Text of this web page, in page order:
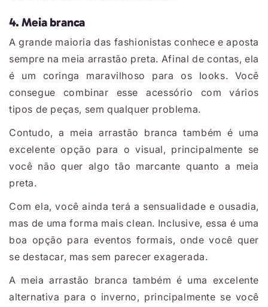
4. Meia branca
A grande maioria das fashionistas conhece e aposta
sempre na meia arrastão preta. Afinal de contas, ela
é um coringa maravilhoso para os looks. Você
consegue combinar esse acessório com vários
tipos de peças, sem qualquer problema.
Contudo, a meia arrastão branca também é uma
excelente opção para o visual, principalmente se
você não quer algo tão marcante quanto a meia
preta.
Com ela, você ainda terá a sensualidade e ousadia,
mas de uma forma mais clean. Inclusive, essa é uma
boa opção para eventos formais, onde você quer
se destacar, mas sem parecer exagerada.
A meia arrastão branca também é uma excelente
alternativa para o inverno, principalmente se você